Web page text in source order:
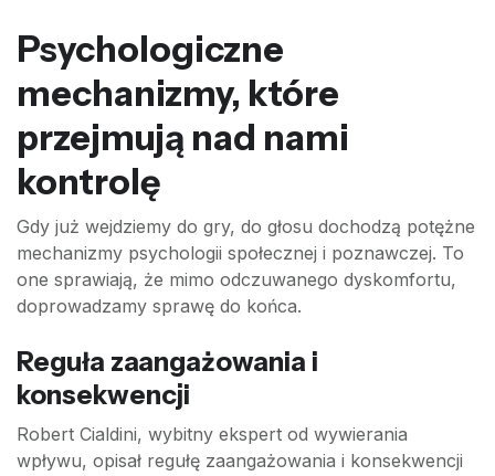
Psychologiczne
mechanizmy, które
przejmują nad nami
kontrolę
Gdy już wejdziemy do gry, do głosu dochodzą potężne
mechanizmy psychologii społecznej i poznawczej. To
one sprawiają, że mimo odczuwanego dyskomfortu,
doprowadzamy sprawę do końca.
Reguła zaangażowania i
konsekwencji
Robert Cialdini, wybitny ekspert od wywierania
wpływu, opisał regułę zaangażowania i konsekwencji